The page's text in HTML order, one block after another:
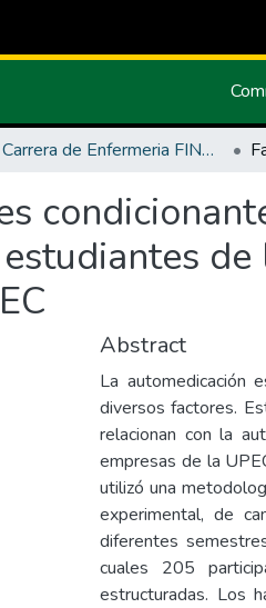
Carrera de Enfermeria FINAL
Abstract
La automedicación
diversos factores.
relacionan con la
empresas de la
utilizó una
experimental, de
diferentes
cuales 205
estructuradas. Los